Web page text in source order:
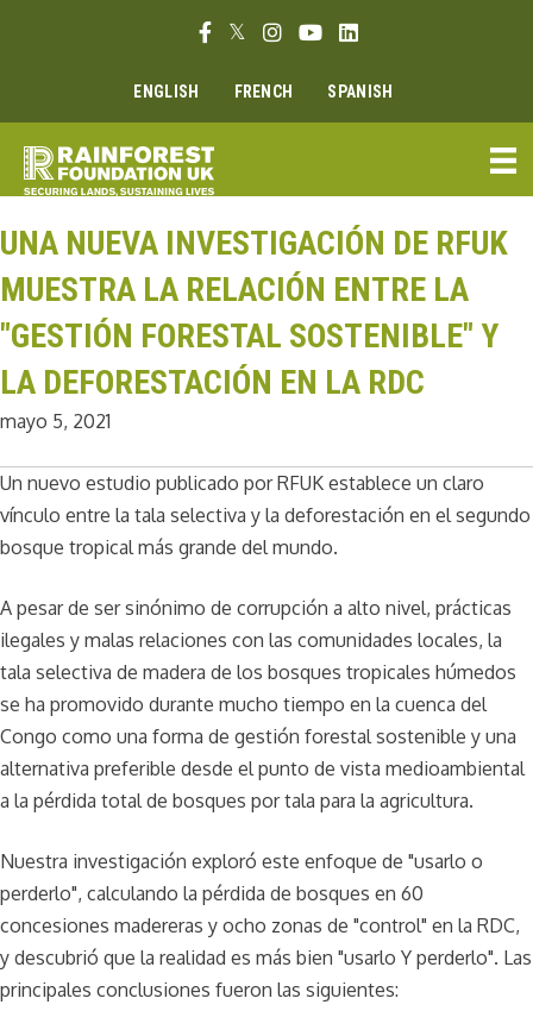
Enlace Facebook
Enlace Twitter
Enlace Instagram
Enlace Youtube
Linkedin link
ENGLISH FRENCH SPANISH
UNA NUEVA INVESTIGACIÓN DE RFUK
MUESTRA LA RELACIÓN ENTRE LA
"GESTIÓN FORESTAL SOSTENIBLE" Y
LA DEFORESTACIÓN EN LA RDC
mayo 5, 2021
Un nuevo estudio publicado por RFUK establece un claro
vínculo entre la tala selectiva y la deforestación en el segundo
bosque tropical más grande del mundo.
A pesar de ser sinónimo de corrupción a alto nivel, prácticas
ilegales y malas relaciones con las comunidades locales, la
tala selectiva de madera de los bosques tropicales húmedos
se ha promovido durante mucho tiempo en la cuenca del
Congo como una forma de gestión forestal sostenible y una
alternativa preferible desde el punto de vista medioambiental
a la pérdida total de bosques por tala para la agricultura.
Nuestra investigación exploró este enfoque de "usarlo o
perderlo", calculando la pérdida de bosques en 60
concesiones madereras y ocho zonas de "control" en la RDC,
y descubrió que la realidad es más bien "usarlo Y perderlo". Las
principales conclusiones fueron las siguientes: